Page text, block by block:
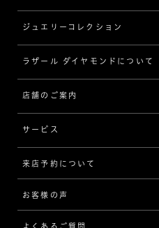
婚約指輪（エンゲージリング）
[素材から選ぶ]
プラチナ
イエローゴールド
コンビネーション
[フォルムから選ぶ]
ストレート
ジュエリーコレクション
ジュエリーコレクショントップ
ジュエリー一覧
リング
ネックレス/ペンダント
ピアス/イヤリング
ブレスレット
ラザール ダイヤモンドについて
ラザール ダイヤモンドについて
品質
歴史
企業の取り組み
店舗のご案内
サービス
サービスについて
アフターサービス
来店予約について
お客様の声
よくあるご質問